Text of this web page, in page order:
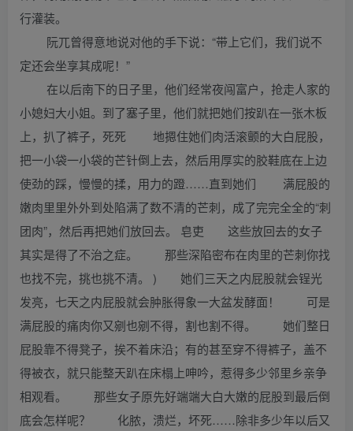
行灌装。
阮兀曾得意地说对他的手下说：“带上它们，我们说不
定还会坐享其成呢！”
在以后南下的日子里，他们经常夜闯富户，抢走人家的
小媳妇大小姐。到了塞子里，他们就把她们按趴在一张木板
上，扒了裤子，死死 地摁住她们肉活滚颤的大白屁股，
把一小袋一小袋的芒针倒上去，然后用厚实的胶鞋底在上边
使劲的踩，慢慢的揉，用力的蹬……直到她们 满屁股的
嫩肉里里外外到处陷满了数不清的芒刺，成了完完全全的“刺
团肉”，然后再把她们放回去。 皂吏 这些放回去的女子
其实是得了不治之症。 那些深陷密布在肉里的芒刺你找
也找不完，挑也挑不清。 ) 她们三天之内屁股就会锃光
发亮，七天之内屁股就会肿胀得象一大盆发酵面！ 可是
满屁股的痛肉你又剜也剜不得，割也割不得。 她们整日
屁股靠不得凳子，挨不着床沿；有的甚至穿不得裤子，盖不
得被衣，就只能整天趴在床榻上呻吟，惹得多少邻里乡亲争
相观看。 那些女子原先好端端大白大嫩的屁股到最后倒
底会怎样呢？ 化脓，溃烂，坏死……除非多少年以后又